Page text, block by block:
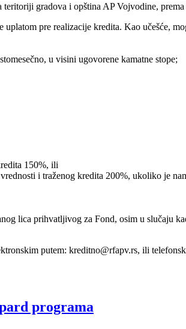
gradova i opština AP Vojvodine,
uplatom pre realizacije kredita. Kao učešće,
u visini ugovorene kamatne stope;
150%, ili
i traženog kredita 200%, ukoliko je
lica prihvatljivog za Fond, osim u slučaju
putem: kreditno@rfapv.rs, ili
programa